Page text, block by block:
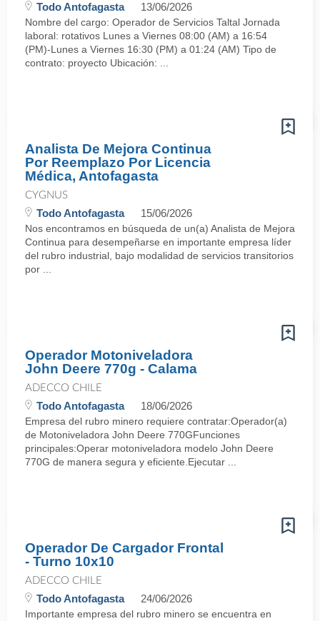
Todo Antofagasta 13/06/2026
Nombre del cargo: Operador de Servicios Taltal Jornada
laboral: rotativos Lunes a Viernes 08:00 (AM) a 16:54
(PM)-Lunes a Viernes 16:30 (PM) a 01:24 (AM) Tipo de
contrato: proyecto Ubicación: ...
Analista De Mejora Continua
Por Reemplazo Por Licencia
Médica, Antofagasta
CYGNUS
Todo Antofagasta 15/06/2026
Nos encontramos en búsqueda de un(a) Analista de Mejora
Continua para desempeñarse en importante empresa líder
del rubro industrial, bajo modalidad de servicios transitorios
por ...
Operador Motoniveladora
John Deere 770g - Calama
ADECCO CHILE
Todo Antofagasta 18/06/2026
Empresa del rubro minero requiere contratar:Operador(a)
de Motoniveladora John Deere 770GFunciones
principales:Operar motoniveladora modelo John Deere
770G de manera segura y eficiente.Ejecutar ...
Operador De Cargador Frontal
- Turno 10x10
ADECCO CHILE
Todo Antofagasta 24/06/2026
Importante empresa del rubro minero se encuentra en